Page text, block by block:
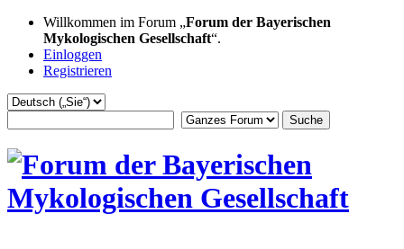
Willkommen im Forum „Forum der Bayerischen
Mykologischen Gesellschaft“.
Einloggen
Registrieren